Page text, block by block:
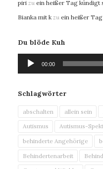
piri zu ein heißer Tag kündigt
Bianka mit k zu ein heißer
Du blöde Kuh
Audio-
Player
00:00
Schlagwörter
abschalten allein sein
Autismus
Autismus-
behinderte Angehörige
Behindertenarbeit